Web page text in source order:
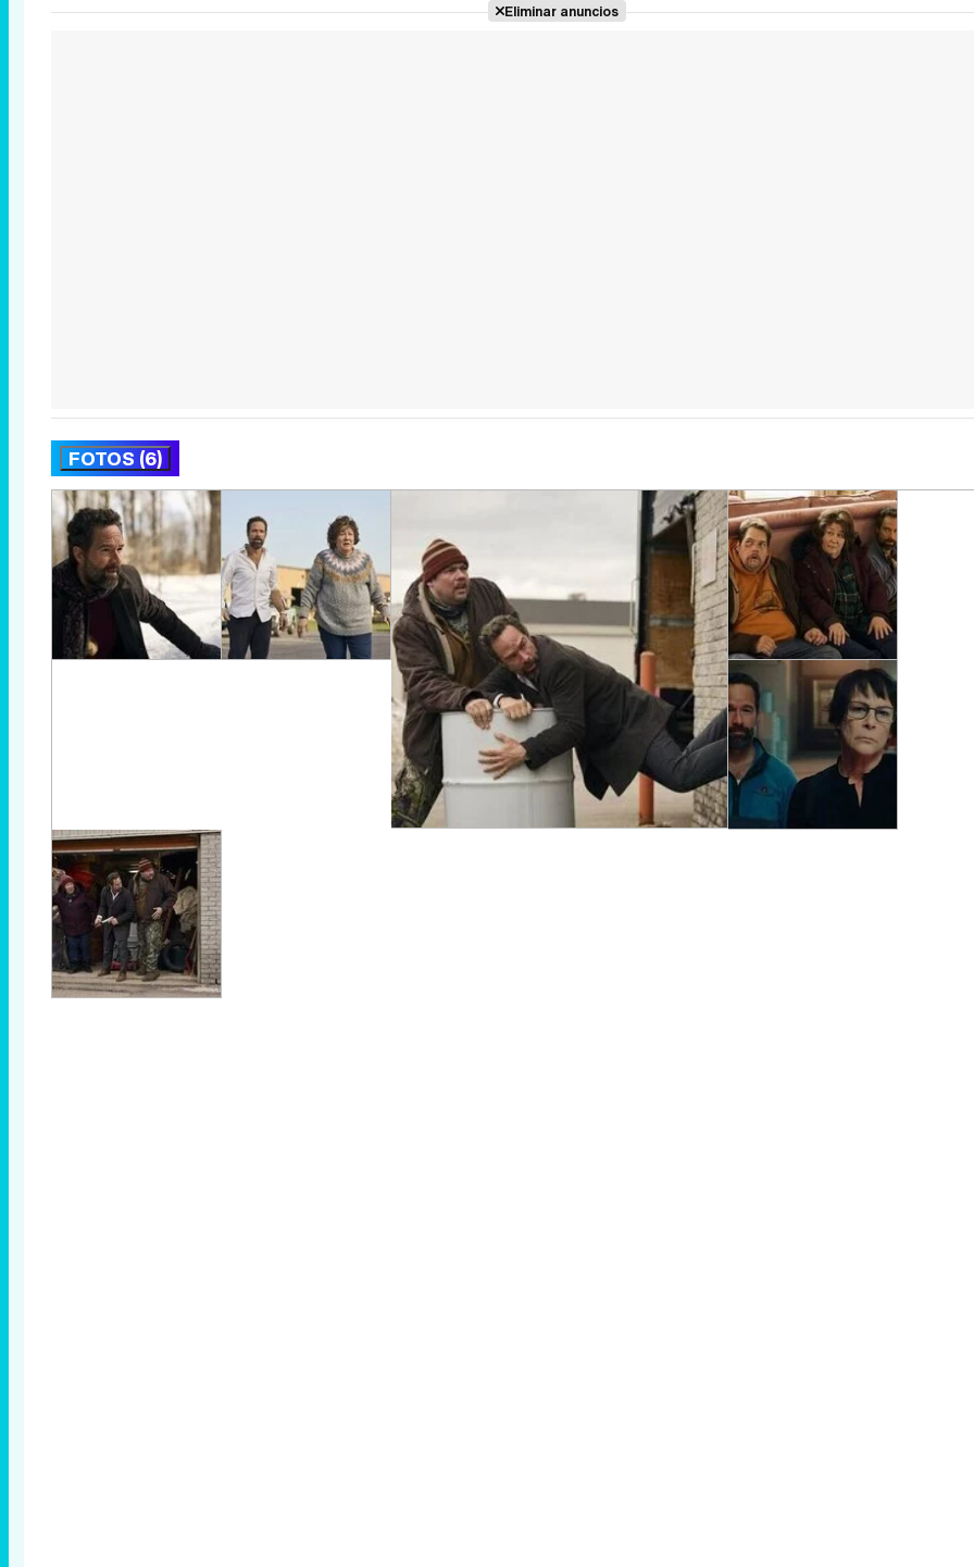
Eliminar anuncios
FOTOS (6)